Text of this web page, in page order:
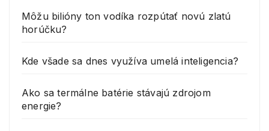
Môžu bilióny ton vodíka rozpútať novú zlatú
horúčku?
Kde všade sa dnes využíva umelá inteligencia?
Ako sa termálne batérie stávajú zdrojom
energie?